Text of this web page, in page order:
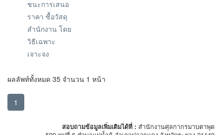
ชนะการเสนอ
ราคา ซื้อวัสดุ
สำนักงาน โดย
วิธีเฉพาะ
เจาะจง
ผลลัพท์ทั้งหมด 35 จำนวน 1 หน้า
1
สอบถามข้อมูลเพิ่มเติมได้ที่ : สำนักงานศุลกากรมาบตาพุด